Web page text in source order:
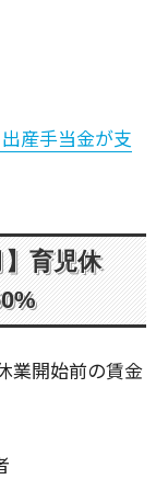
産手当金が支
育児休
業開始前の賃金